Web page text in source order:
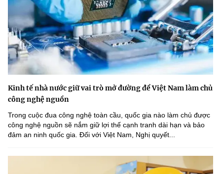
Kinh tế nhà nước giữ vai trò mở đường để Việt Nam làm chủ
công nghệ nguồn
Trong cuộc đua công nghệ toàn cầu, quốc gia nào làm chủ được
công nghệ nguồn sẽ nắm giữ lợi thế cạnh tranh dài hạn và bảo
đảm an ninh quốc gia. Đối với Việt Nam, Nghị quyết...